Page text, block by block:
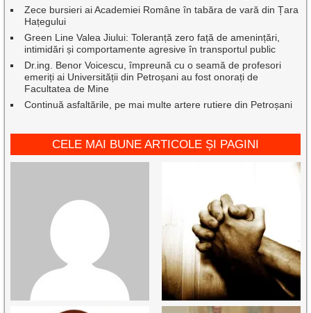
Zece bursieri ai Academiei Române în tabăra de vară din Țara
Hațegului
Green Line Valea Jiului: Toleranță zero față de amenințări,
intimidări și comportamente agresive în transportul public
Dr.ing. Benor Voicescu, împreună cu o seamă de profesori
emeriți ai Universității din Petroșani au fost onorați de
Facultatea de Mine
Continuă asfaltările, pe mai multe artere rutiere din Petroșani
CELE MAI BUNE ARTICOLE ȘI PAGINI